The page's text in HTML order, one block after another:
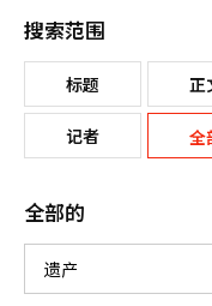
搜索范围
标题 正
记者 全
全部的